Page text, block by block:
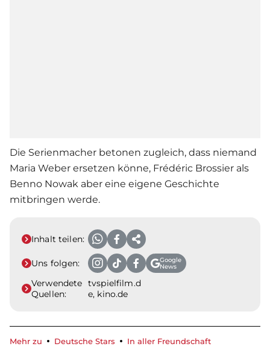
Die Serienmacher betonen zugleich, dass niemand
Maria Weber ersetzen könne, Frédéric Brossier als
Benno Nowak aber eine eigene Geschichte
mitbringen werde.
Inhalt teilen:
Uns folgen:
Google
News
Verwendete
Quellen:
tvspielfilm.d
e, kino.de
Mehr zu Deutsche Stars In aller Freundschaft